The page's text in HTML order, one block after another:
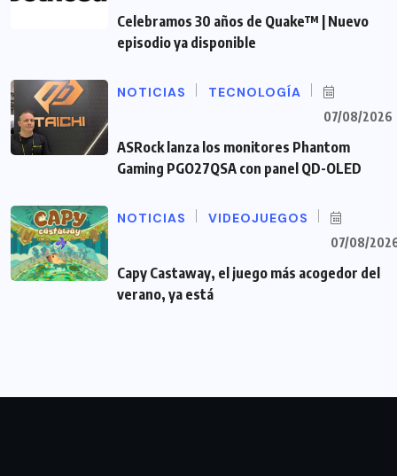
Celebramos 30 años de Quake™ | Nuevo
episodio ya disponible
NOTICIAS TECNOLOGÍA
07/08/2026
ASRock lanza los monitores Phantom
Gaming PGO27QSA con panel QD-OLED
NOTICIAS VIDEOJUEGOS
07/08/
Capy Castaway, el juego más acogedor del
verano, ya está